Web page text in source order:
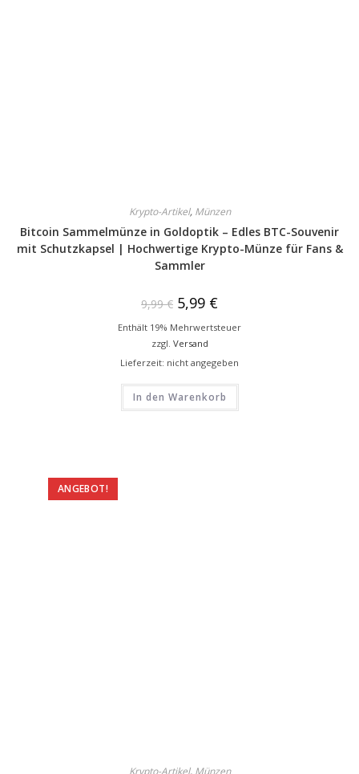
Krypto-Artikel, Münzen
Bitcoin Sammelmünze in Goldoptik – Edles BTC-Souvenir
mit Schutzkapsel | Hochwertige Krypto-Münze für Fans &
Sammler
9,99€ 5,99 €
Enthält 19% Mehrwertsteuer
zzgl. Versand
Lieferzeit: nicht angegeben
In den Warenkorb
ANGEBOT!